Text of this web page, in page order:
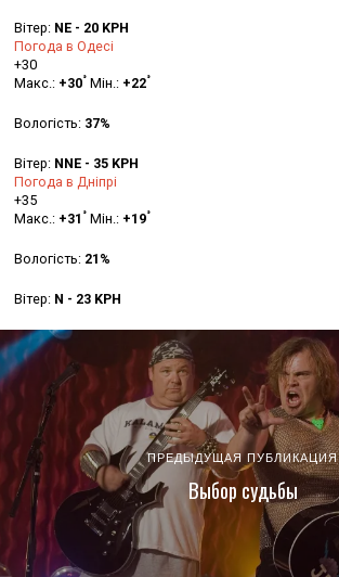
Вітер: NE - 20 KPH
Погода в Одесі
+30
Макс.: +30° Мін.: +22°
Вологість: 37%
Вітер: NNE - 35 KPH
Погода в Дніпрі
+35
Макс.: +31 ° Мін.: +19°
Вологість: 21%
Вітер: N - 23 KPH
ПРЕДЫДУЩАЯ ПУБЛИКАЦИЯ
Выбор судьбы